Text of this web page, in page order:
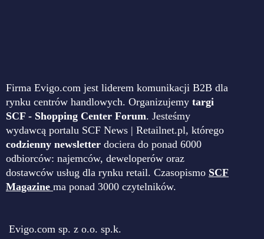
Firma Evigo.com jest liderem komunikacji B2B dla
rynku centrów handlowych. Organizujemy targi
SCF - Shopping Center Forum. Jesteśmy
wydawcą portalu SCF News | Retailnet.pl, którego
codzienny newsletter dociera do ponad 6000
odbiorców: najemców, deweloperów oraz
dostawców usług dla rynku retail. Czasopismo SCF
Magazine ma ponad 3000 czytelników.
Evigo.com sp. z o.o. sp.k.